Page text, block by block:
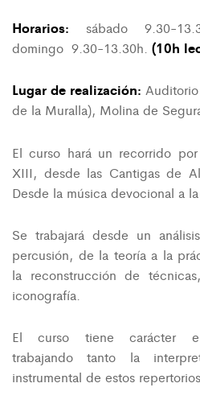
Horarios: sábado 9.30-
domingo 9.30-13.30h. (10h
Lugar de realización:
de la Muralla), Molina de
El curso hará un recorrido
XIII, desde las Cantigas de
Desde la música devocional a
Se trabajará desde un
percusión, de la teoría a la
la reconstrucción de
iconografía.
El curso tiene carácter
trabajando tanto la
instrumental de estos